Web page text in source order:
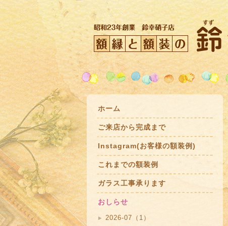
ホーム
ご来店から完成まで
Instagram(お客様の額装例)
これまでの額装例
ガラス工事承ります
おしらせ
2026-07（1）